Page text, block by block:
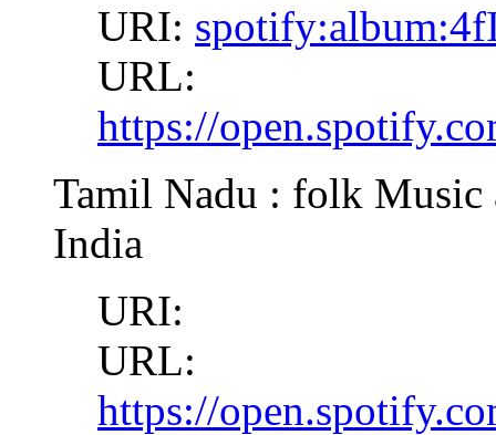
URI:
URL:
https://
Tamil Nadu : folk Music
India
URI:
URL:
https://